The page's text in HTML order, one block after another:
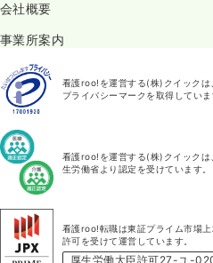
会社概要
事業所案内
看護roo!を運営する(株)クイックは
プライバシーマークを取得していま
看護roo!を運営する(株)クイックは
生労働省より認定を受けています。
看護roo!転職は東証プライム市場
許可を受けて運営しています。
厚生労働大臣許可27-ユ-